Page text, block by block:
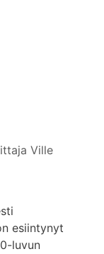
Ville
esiintynyt
luvun